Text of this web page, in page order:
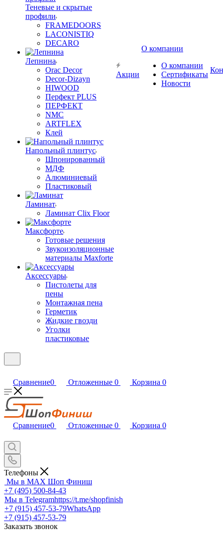
Теневые и скрытые
профили
FRAMEDOORS
LACONISTIQ
DECARO
Лепнина
Orac Decor
Decor-Dizayn
HIWOOD
Перфект PLUS
ПЕРФЕКТ
NMC
ARTFLEX
Клей
Напольный плинтус
Шпонированный
МДФ
Алюминиевый
Пластиковый
Ламинат
Ламинат Clix Floor
Максфорте
Готовые решения
Звукоизоляционные
материалы Maxforte
Аксессуары
Пистолеты для
пены
Монтажная пена
Герметик
Жидкие гвозди
Уголки
пластиковые
Акции
О компании
О компании
Сертификаты
Новости
Сравнение0 Отложенные 0 Корзина 0
Сравнение0 Отложенные 0 Корзина 0
Телефоны
Мы в MAX Шоп Финиш
+7 (495) 500-84-43
Мы в Telegramhttps://t.me/shopfinish
+7 (915) 457-53-79WhatsApp
+7 (915) 457-53-79
Заказать звонок